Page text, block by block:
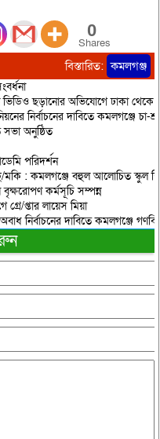
0
Shares
বিস্তারিত: কমলগঞ্জ
ছড়ানোর অভিযোগে ঢাকা থেকে
নির্বাচনের দাবিতে কমলগঞ্জে চা-
অনুষ্ঠিত
পরিদর্শন
মকি : কমলগঞ্জে বহুল আলোচিত স্কুল
বৃক্ষরোপণ কর্মসূচি সম্পন্ন
প্তার লায়েস মিয়া
নির্বাচনের দাবিতে কমলগঞ্জে